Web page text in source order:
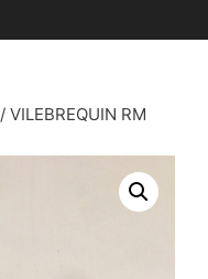
/ VILEBREQUIN RM